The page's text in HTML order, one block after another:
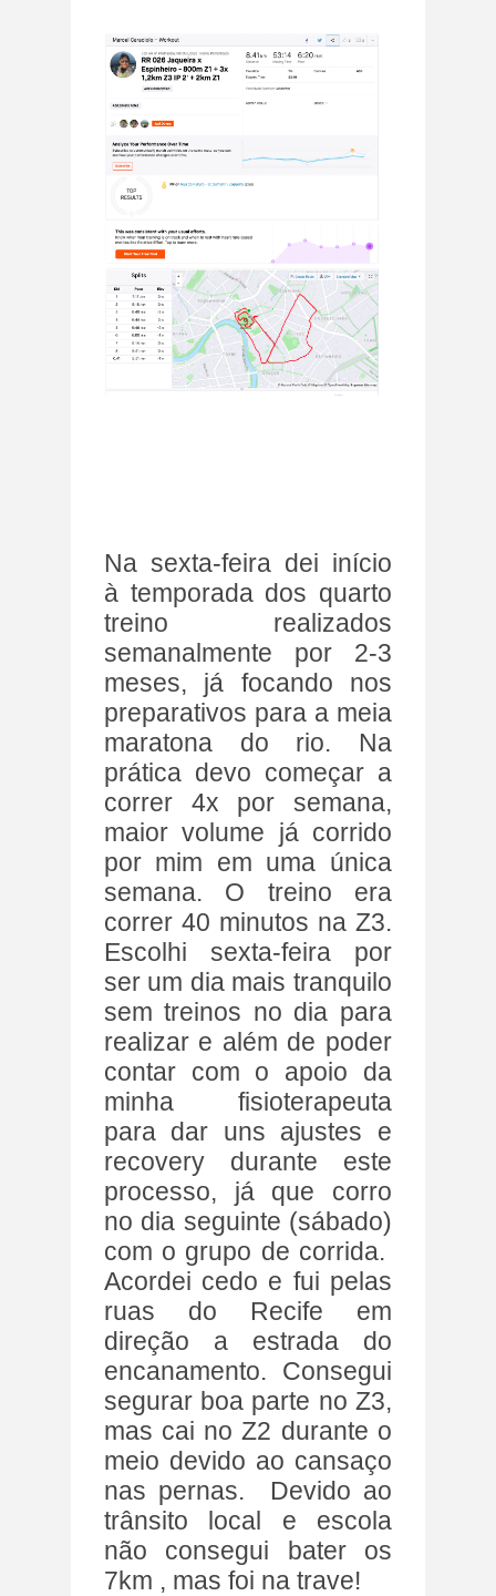
Na sexta-feira dei início
à temporada dos quarto
treino realizados
semanalmente por 2-3
meses, já focando nos
preparativos para a meia
maratona do rio. Na
prática devo começar a
correr 4x por semana,
maior volume já corrido
por mim em uma única
semana. O treino era
correr 40 minutos na Z3.
Escolhi sexta-feira por
ser um dia mais tranquilo
sem treinos no dia para
realizar e além de poder
contar com o apoio da
minha fisioterapeuta
para dar uns ajustes e
recovery durante este
processo, já que corro
no dia seguinte (sábado)
com o grupo de corrida.
Acordei cedo e fui pelas
ruas do Recife em
direção a estrada do
encanamento. Consegui
segurar boa parte no Z3,
mas cai no Z2 durante o
meio devido ao cansaço
nas pernas. Devido ao
trânsito local e escola
não consegui bater os
7km , mas foi na trave!